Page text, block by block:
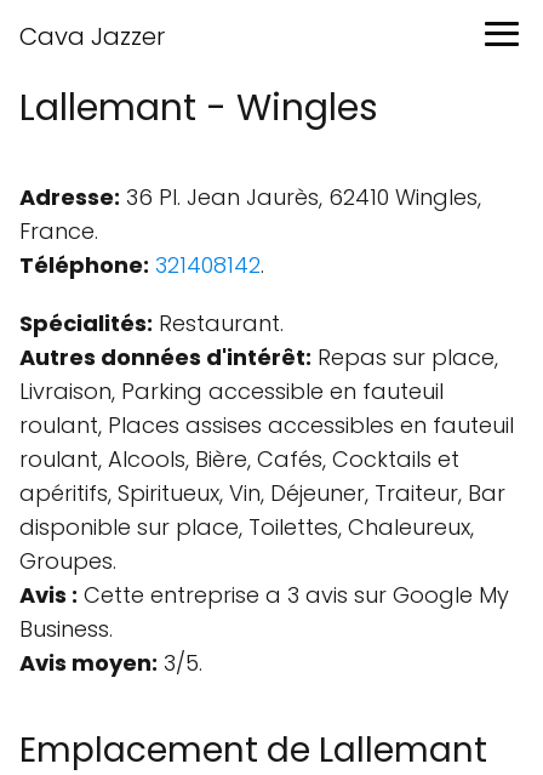
Cava Jazzer
Lallemant - Wingles
Adresse: 36 Pl. Jean Jaurès, 62410 Wingles,
France.
Téléphone: 321408142.
Spécialités: Restaurant.
Autres données d'intérêt: Repas sur place,
Livraison, Parking accessible en fauteuil
roulant, Places assises accessibles en fauteuil
roulant, Alcools, Bière, Cafés, Cocktails et
apéritifs, Spiritueux, Vin, Déjeuner, Traiteur, Bar
disponible sur place, Toilettes, Chaleureux,
Groupes.
Avis : Cette entreprise a 3 avis sur Google My
Business.
Avis moyen: 3/5.
Emplacement de Lallemant